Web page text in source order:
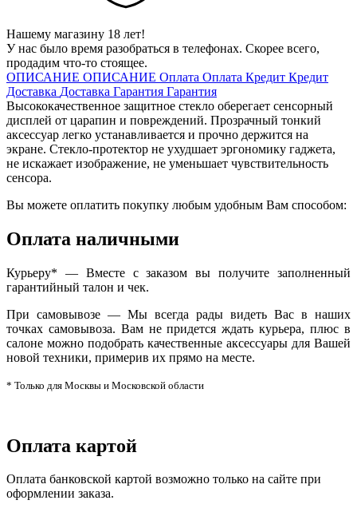
Нашему магазину 18 лет!
У нас было время разобраться в телефонах. Скорее всего,
продадим что-то стоящее.
ОПИСАНИЕ ОПИСАНИЕ Оплата Оплата Кредит Кредит
Доставка Доставка Гарантия Гарантия
Высококачественное защитное стекло оберегает сенсорный
дисплей от царапин и повреждений. Прозрачный тонкий
аксессуар легко устанавливается и прочно держится на
экране. Стекло-протектор не ухудшает эргономику гаджета,
не искажает изображение, не уменьшает чувствительность
сенсора.
Вы можете оплатить покупку любым удобным Вам способом:
Оплата наличными
Курьеру* — Вместе с заказом вы получите заполненный
гарантийный талон и чек.
При самовывозе — Мы всегда рады видеть Вас в наших
точках самовывоза. Вам не придется ждать курьера, плюс в
салоне можно подобрать качественные аксессуары для Вашей
новой техники, примерив их прямо на месте.
* Только для Москвы и Московской области
Оплата картой
Оплата банковской картой возможно только на сайте при
оформлении заказа.